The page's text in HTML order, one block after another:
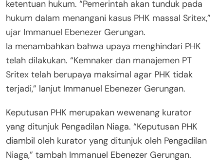
ketentuan hukum. “Pemerintah akan tunduk pada
hukum dalam menangani kasus PHK massal Sritex,”
ujar Immanuel Ebenezer Gerungan.
Ia menambahkan bahwa upaya menghindari PHK
telah dilakukan. “Kemnaker dan manajemen PT
Sritex telah berupaya maksimal agar PHK tidak
terjadi,” lanjut Immanuel Ebenezer Gerungan.
Keputusan PHK merupakan wewenang kurator
yang ditunjuk Pengadilan Niaga. “Keputusan PHK
diambil oleh kurator yang ditunjuk oleh Pengadilan
Niaga,” tambah Immanuel Ebenezer Gerungan.